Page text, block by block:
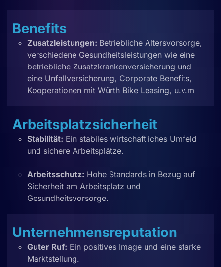
Benefits
Zusatzleistungen: Betriebliche Altersvorsorge,
verschiedene Gesundheitsleistungen wie eine
betriebliche Zusatzkrankenversicherung und
eine Unfallversicherung, Corporate Benefits,
Kooperationen mit Würth Bike Leasing, u.v.m
Arbeitsplatzsicherheit
Stabilität: Ein stabiles wirtschaftliches Umfeld
und sichere Arbeitsplätze.
Arbeitsschutz: Hohe Standards in Bezug auf
Sicherheit am Arbeitsplatz und
Gesundheitsvorsorge.
Unternehmensreputation
Guter Ruf: Ein positives Image und eine starke
Marktstellung.